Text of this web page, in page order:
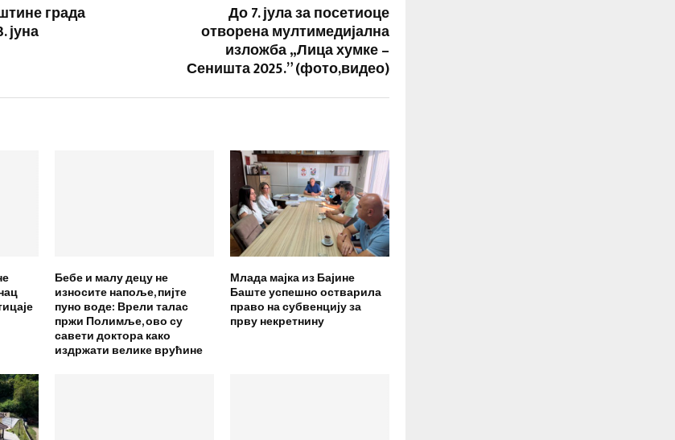
града
јуна
До 7. јула за посетиоце
отворена мултимедијална
изложба „Лица хумке –
Сеништа 2025.” (фото,видео)
Бебе и малу децу не
износите напоље, пијте
пуно воде: Врели талас
пржи Полимље, ово су
савети доктора како
издржати велике врућине
Млада мајка из Бајине
Баште успешно остварила
право на субвенцију за
прву некретнину